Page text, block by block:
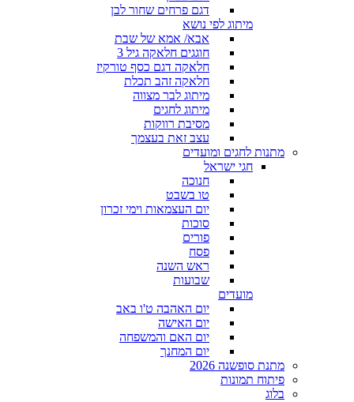
דגם פרחים שחור לבן
מיתוג לפי נושא
אבא/ אמא של שבת
חוגגים חלאקה גיל 3
חלאקה דגם כסף טורקיז
חלאקה זהב תכלת
מיתוג לבר מצווה
מיתוג לחגים
מסיבת רווקות
עצב זאת בעצמך
מתנות לחגים ומועדים
חגי ישראל
חנוכה
טו בשבט
יום העצמאות וימי זכרון
סוכות
פורים
פסח
ראש השנה
שבועות
מועדים
יום האהבה ט'ו באב
יום האישה
יום האם והמשפחה
יום המחנך
מתנת סופשנה 2026
פיתוח תמונות
בלוג